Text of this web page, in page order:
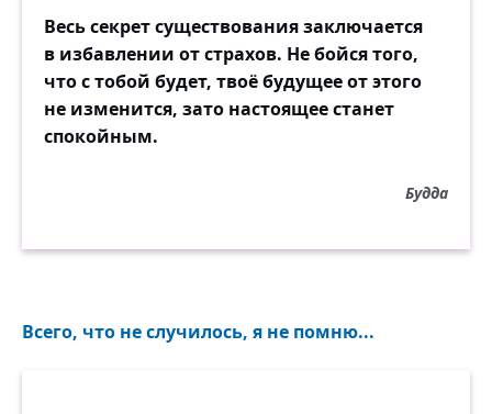
Весь секрет существования заключается
в избавлении от страхов. Не бойся того,
что с тобой будет, твоё будущее от этого
не изменится, зато настоящее станет
спокойным.
Будда
Всего, что не случилось, я не помню...